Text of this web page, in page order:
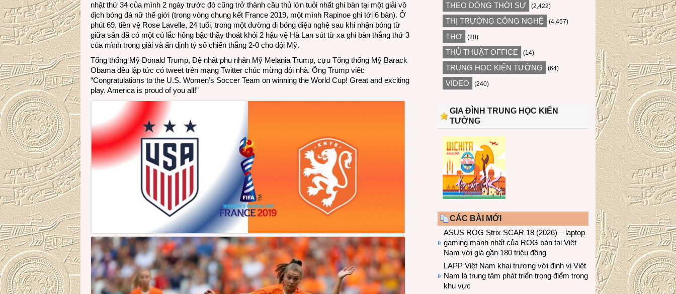
nhật thứ 34 của mình 2 ngày trước đó cũng trở thành cầu thủ lớn tuỏi nhất ghi bàn tại một giải vô
địch bóng đá nữ thế giới (trong vòng chung kết France 2019, một mình Rapinoe ghi tới 6 bàn). Ở
phút 69, tiền vệ Rose Lavelle, 24 tuổi, trong một đường đi bóng điệu nghệ sau khi nhận bóng từ
giữa sân đã có một cú lắc hông bậc thầy thoát khỏi 2 hậu vệ Hà Lan sút từ xa ghi bàn thắng thứ 3
của mình trong giải và ấn định tỷ số chiến thắng 2-0 cho đội Mỹ.
Tổng thống Mỹ Donald Trump, Đệ nhất phu nhân Mỹ Melania Trump, cựu Tổng thống Mỹ Barack
Obama đều lập tức có tweet trên mạng Twitter chúc mừng đội nhà. Ông Trump viết:
“Congratulations to the U.S. Women’s Soccer Team on winning the World Cup! Great and exciting
play. America is proud of you all!”
THEO DÒNG THỜI SỰ (2,422)
THỊ TRƯỜNG CÔNG NGHỆ (4,457)
THƠ (20)
THỦ THUẬT OFFICE (14)
TRUNG HỌC KIẾN TƯỜNG (64)
VIDEO (240)
GIA ĐÌNH TRUNG HỌC KIẾN
TƯỜNG
CÁC BÀI MỚI
ASUS ROG Strix SCAR 18 (2026) – laptop
gaming mạnh nhất của ROG bán tại Việt
Nam với giá gần 180 triệu đồng
LAPP Việt Nam khai trương với định vị Việt
Nam là trung tâm phát triển trọng điểm trong
khu vực